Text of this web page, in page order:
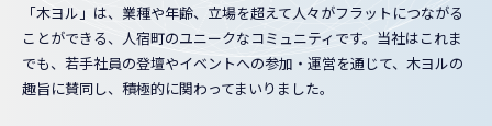
「木ヨル」は、業種や年齢、立場を超えて人々がフラットにつながる
ことができる、人宿町のユニークなコミュニティです。当社はこれま
でも、若手社員の登壇やイベントへの参加・運営を通じて、木ヨルの
趣旨に賛同し、積極的に関わってまいりました。